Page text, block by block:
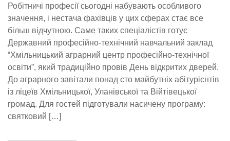
Робітничі професії сьогодні набувають особливого
значення, і нестача фахівців у цих сферах стає все
більш відчутною. Саме таких спеціалістів готує
Державний професійно-технічний навчальний заклад
“Хмільницький аграрний центр професійно-технічної
освіти”, який традиційно провів День відкритих дверей.
До аграрного завітали понад сто майбутніх абітурієнтів
із ліцеїв Хмільницької, Уланівської та Війтівецької
громад. Для гостей підготували насичену програму:
святковий […]